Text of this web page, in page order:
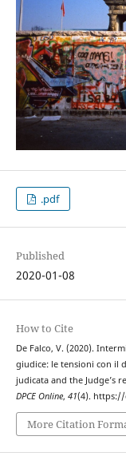
.pdf
Published
2020-01-08
How to Cite
De Falco, V. (2020).
giudice: le tensioni con il
judicata and the Judge’s
DPCE Online, 41(4). https://
More Citation